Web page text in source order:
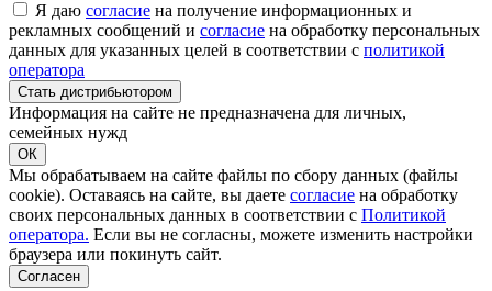
Я даю согласие на получение информационных и
рекламных сообщений и согласие на обработку персональных
данных для указанных целей в соответствии с политикой
оператора
Стать дистрибьютором
Информация на сайте не предназначена для личных,
семейных нужд
ОК
Мы обрабатываем на сайте файлы по сбору данных (файлы
cookie). Оставаясь на сайте, вы даете согласие на обработку
своих персональных данных в соответствии с Политикой
оператора. Если вы не согласны, можете изменить настройки
браузера или покинуть сайт.
Согласен